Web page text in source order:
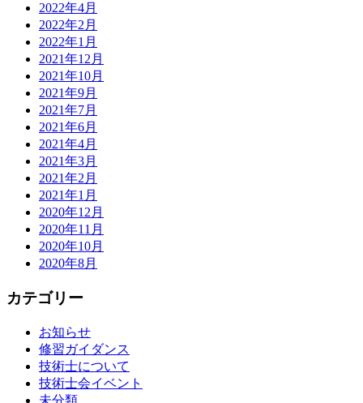
2022年4月
2022年2月
2022年1月
2021年12月
2021年10月
2021年9月
2021年7月
2021年6月
2021年4月
2021年3月
2021年2月
2021年1月
2020年12月
2020年11月
2020年10月
2020年8月
カテゴリー
お知らせ
修習ガイダンス
技術士について
技術士会イベント
未分類